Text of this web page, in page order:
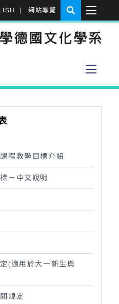
網站導覽
程教學目標介紹
－中文說明
(適用於大一新生與
規定